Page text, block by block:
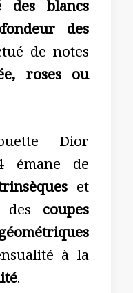
des blancs
des
de notes
roses ou
Dior
émane de
et
coupes
à la
.